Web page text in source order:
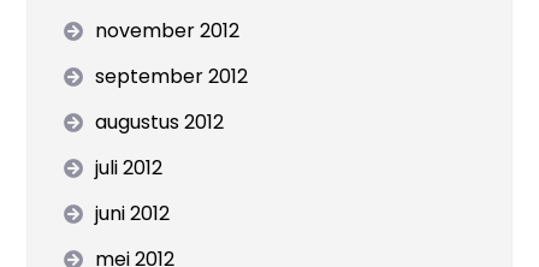
november 2012
september 2012
augustus 2012
juli 2012
juni 2012
mei 2012